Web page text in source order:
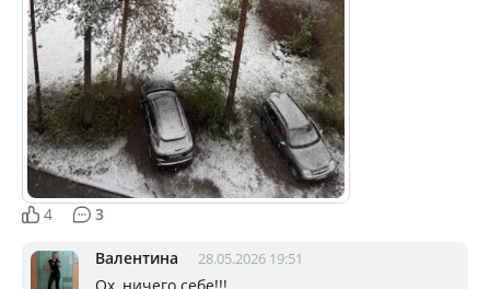
4 3
Валентина 28.05.2026 19:51